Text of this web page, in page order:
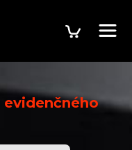
evidenčného